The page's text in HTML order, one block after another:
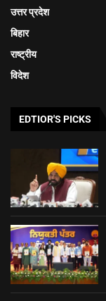
उत्तर प्रदेश
बिहार
राष्ट्रीय
विदेश
EDTIOR'S PICKS